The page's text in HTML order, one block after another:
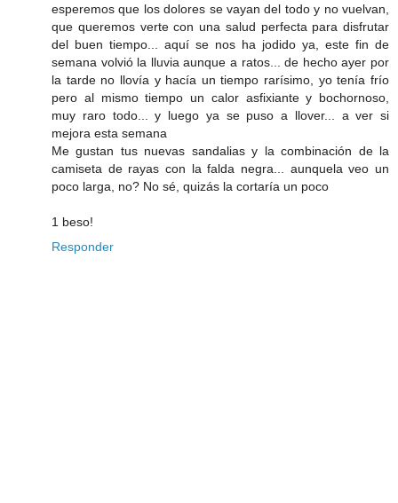
esperemos que los dolores se vayan del todo y no vuelvan,
que queremos verte con una salud perfecta para disfrutar
del buen tiempo... aquí se nos ha jodido ya, este fin de
semana volvió la lluvia aunque a ratos... de hecho ayer por
la tarde no llovía y hacía un tiempo rarísimo, yo tenía frío
pero al mismo tiempo un calor asfixiante y bochornoso,
muy raro todo... y luego ya se puso a llover... a ver si
mejora esta semana
Me gustan tus nuevas sandalias y la combinación de la
camiseta de rayas con la falda negra... aunquela veo un
poco larga, no? No sé, quizás la cortaría un poco
1 beso!
Responder